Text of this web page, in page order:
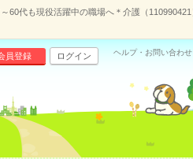
60代も現役活躍中の職場へ＊介護（110990421
員登録 ログイン ヘルプ・お問い合わせ